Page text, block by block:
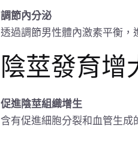
調節內分泌
透過調節男性體內激素平衡，
陰莖發育增
促進陰莖組織增生
含有促進細胞分裂和血管生成